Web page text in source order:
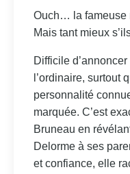
Ouch… la fameuse
Mais tant mieux
Difficile
l’ordinaire, surtout
personnalité
marquée. C’est
Bruneau en
Delorme à ses
et confiance, elle